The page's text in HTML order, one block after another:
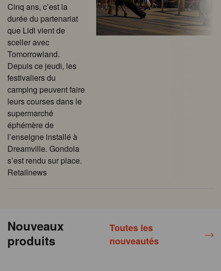
Cinq ans, c’est la
durée du partenariat
que Lidl vient de
sceller avec
Tomorrowland.
Depuis ce jeudi, les
festivaliers du
camping peuvent faire
leurs courses dans le
supermarché
éphémère de
l’enseigne installé à
Dreamville. Gondola
s’est rendu sur place.
Retailnews
Nouveaux
produits
Toutes les
nouveautés